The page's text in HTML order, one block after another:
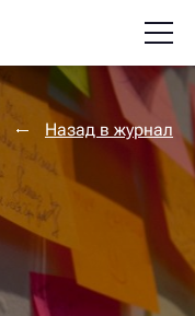
Назад в журнал